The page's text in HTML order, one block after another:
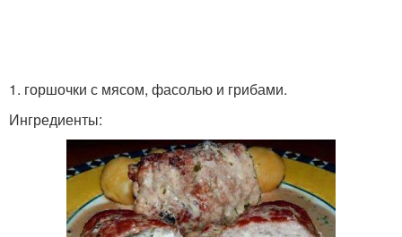
1. горшочки с мясом, фасолью и грибами.
Ингредиенты: